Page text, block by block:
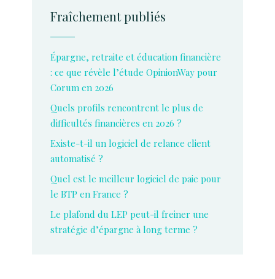
Fraîchement publiés
Épargne, retraite et éducation financière
: ce que révèle l’étude OpinionWay pour
Corum en 2026
Quels profils rencontrent le plus de
difficultés financières en 2026 ?
Existe-t-il un logiciel de relance client
automatisé ?
Quel est le meilleur logiciel de paie pour
le BTP en France ?
Le plafond du LEP peut-il freiner une
stratégie d’épargne à long terme ?